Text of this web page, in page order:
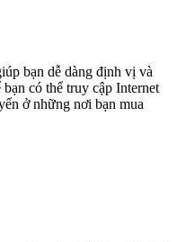
bạn dễ dàng định vị và
có thể truy cập Internet
ở những nơi bạn mua